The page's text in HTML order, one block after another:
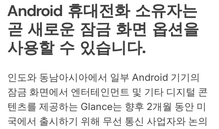
Android 휴대전화 소유자는
곧 새로운 잠금 화면 옵션을
사용할 수 있습니다.
인도와 동남아시아에서 일부 Android 기기의
잠금 화면에서 엔터테인먼트 및 기타 디지털 콘
텐츠를 제공하는 Glance는 향후 2개월 동안 미
국에서 출시하기 위해 무선 통신 사업자와 논의